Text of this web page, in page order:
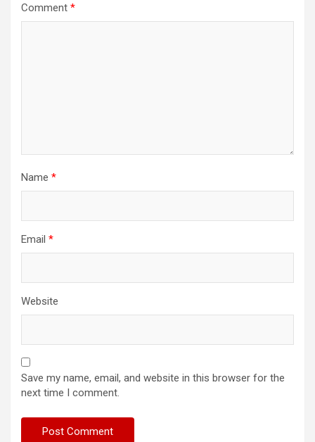
Comment *
Name *
Email *
Website
Save my name, email, and website in this browser for the
next time I comment.